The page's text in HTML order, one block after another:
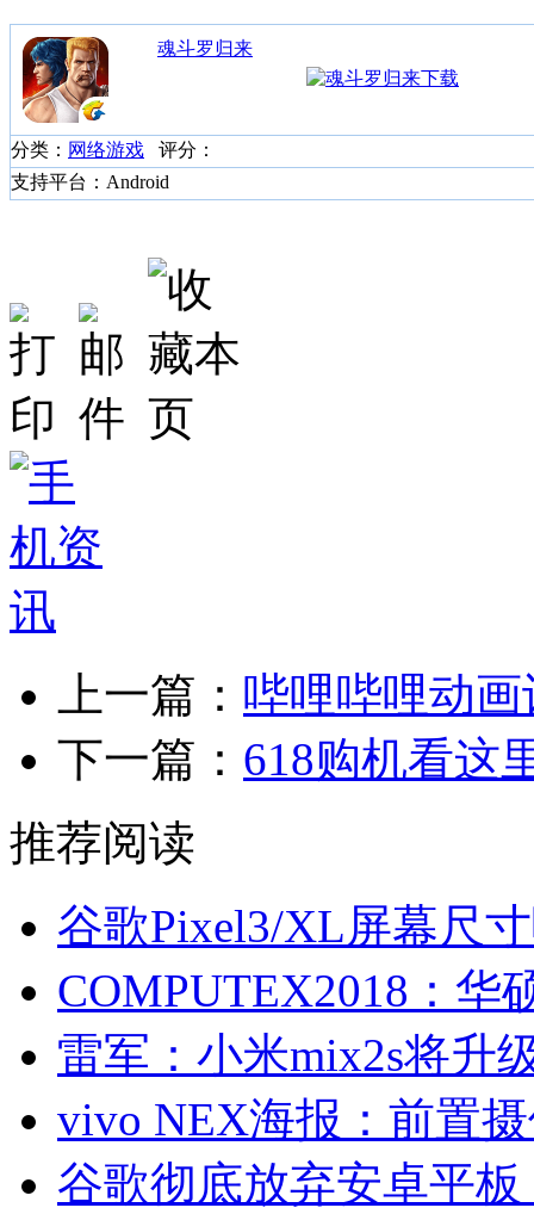
魂斗罗归来
分类： 网络游戏 评分：
支持平台：Android
上一篇： 哔哩哔哩动
下一篇： 618购机看这
推荐阅读
谷歌Pixel3/XL屏幕尺
COMPUTEX2018：华
雷军：小米mix2s将升
vivo NEX海报：前置
谷歌彻底放弃安卓平